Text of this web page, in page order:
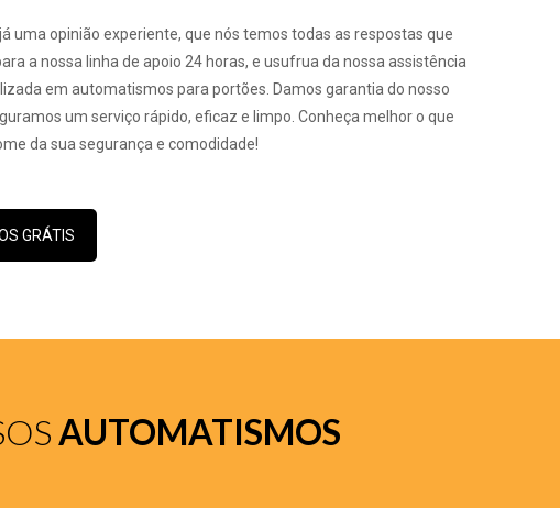
uma opinião experiente, que nós temos todas as respostas que
a nossa linha de apoio 24 horas, e usufrua da nossa assistência
em automatismos para portões. Damos garantia do nosso
um serviço rápido, eficaz e limpo. Conheça melhor o que
da sua segurança e comodidade!
GRÁTIS
AUTOMATISMOS